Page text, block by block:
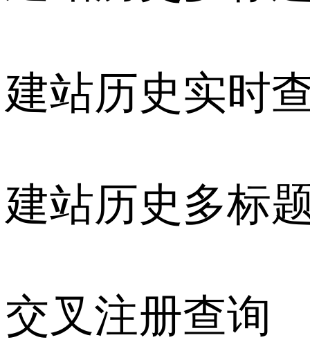
建站历史实时
建站历史多标
交叉注册查询